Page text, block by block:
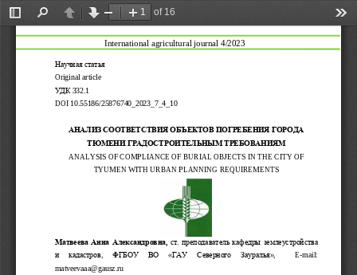
Toggle
Sidebar
PreviousNext
of 16
Zoom
Out
Zoom
In
International agricultural journal 4/2023
Научная статья
Original article
УДК 332.1
DOI 10.55186/25876740_2023_7_4_10
АНАЛИЗ СООТВЕТСТВИЯ ОБЪЕКТОВ ПОГРЕБЕНИЯ ГОРОДА
ТЮМЕНИ ГРАДОСТРОИТЕЛЬНЫМ ТРЕБОВАНИЯМ
ANALYSIS OF COMPLIANCE OF BURIAL OBJECTS IN THE CITY OF
TYUMEN WITH URBAN PLANNING REQUIREMENTS
Матвеева Анна Александровна, ст. преподаватель кафедры землеустройства
и  кадастров,
ФГБОУ  ВО  «ГАУ  Северного  Зауралья», E-mail:
matveevaaa@gausz .ru